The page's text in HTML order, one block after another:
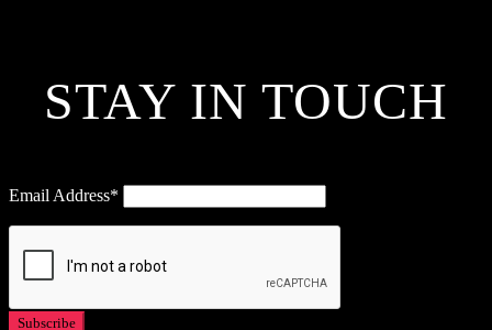
STAY IN TOUCH
Email Address*